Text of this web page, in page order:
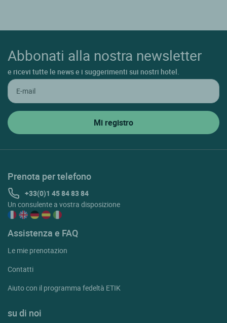
Abbonati alla nostra newsletter
e ricevi tutte le news e i suggerimenti sui nostri hotel.
Prenota per telefono
+33(0)1 45 84 83 84
Un consulente a vostra disposizione
Assistenza e FAQ
Le mie prenotazion
Contatti
Aiuto con il programma fedeltà ETIK
su di noi